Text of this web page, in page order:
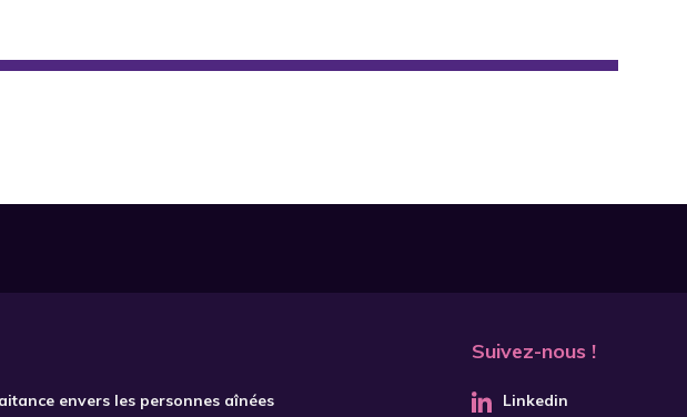
envers les personnes aînées
Suivez-nous !
Linkedin